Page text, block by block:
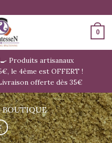
0
Produits artisanaux
le 4ème est OFFERT !
offerte dès 35€
BOUTIQUE